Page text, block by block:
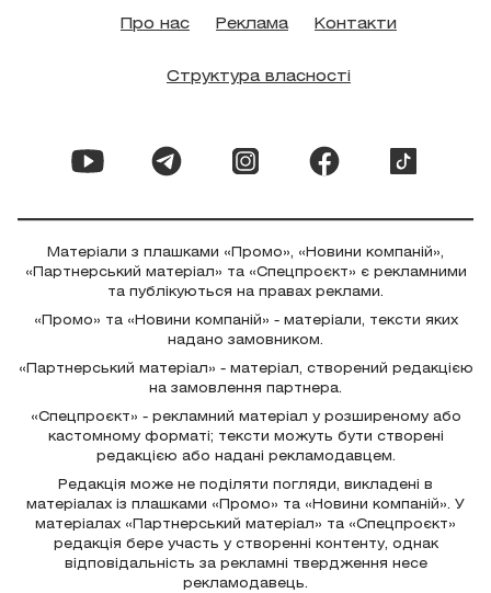
Про нас Реклама Контакти
Структура власності
Матеріали з плашками «Промо», «Новини компаній»,
«Партнерський матеріал» та «Спецпроєкт» є рекламними
та публікуються на правах реклами.
«Промо» та «Новини компаній» - матеріали, тексти яких
надано замовником.
«Партнерський матеріал» - матеріал, створений редакцією
на замовлення партнера.
«Спецпроєкт» - рекламний матеріал у розширеному або
кастомному форматі; тексти можуть бути створені
редакцією або надані рекламодавцем.
Редакція може не поділяти погляди, викладені в
матеріалах із плашками «Промо» та «Новини компаній». У
матеріалах «Партнерський матеріал» та «Спецпроєкт»
редакція бере участь у створенні контенту, однак
відповідальність за рекламні твердження несе
рекламодавець.